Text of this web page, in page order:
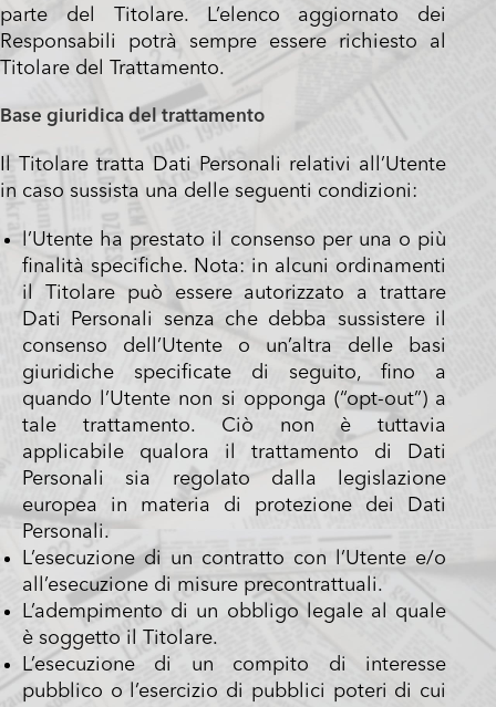
parte del Titolare. L’elenco aggiornato dei
Responsabili potrà sempre essere richiesto al
Titolare del Trattamento.
Base giuridica del trattamento
Il Titolare tratta Dati Personali relativi all’Utente
in caso sussista una delle seguenti condizioni:
l’Utente ha prestato il consenso per una o più
finalità specifiche. Nota: in alcuni ordinamenti
il Titolare può essere autorizzato a trattare
Dati Personali senza che debba sussistere il
consenso dell’Utente o un’altra delle basi
giuridiche specificate di seguito, fino a
quando l’Utente non si opponga (“opt-out”) a
tale trattamento. Ciò non è tuttavia
applicabile qualora il trattamento di Dati
Personali sia regolato dalla legislazione
europea in materia di protezione dei Dati
Personali.
L’esecuzione di un contratto con l’Utente e/o
all’esecuzione di misure precontrattuali.
L’adempimento di un obbligo legale al quale
è soggetto il Titolare.
L’esecuzione di un compito di interesse
pubblico o l’esercizio di pubblici poteri di cui